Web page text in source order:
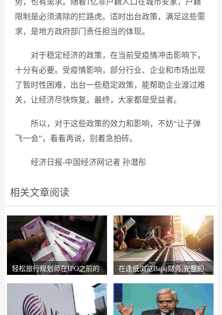
限制是必须清除的拦路虎。适时出台政策，满足这些需
求，是地方政府部门责任担当的体现。
对于稳定经济的政策，在当前受疫情冲击影响下，
十分有必要。受疫情影响，部分行业、企业和市场出现
了暂时性困难，出台一些稳定政策，能帮助企业渡过难
关，让经济尽快恢复。最终，大家都是受益者。
所以，对于这些政策的效力和影响，不妨“让子弹
飞一会”，看看再说，别着急拍砖。
经济日报-中国经济网记者 孙潜彤
相关文章阅读
轻松旅行规划师在IPO之前的
在逢低浏览Bajaj财务;完整的